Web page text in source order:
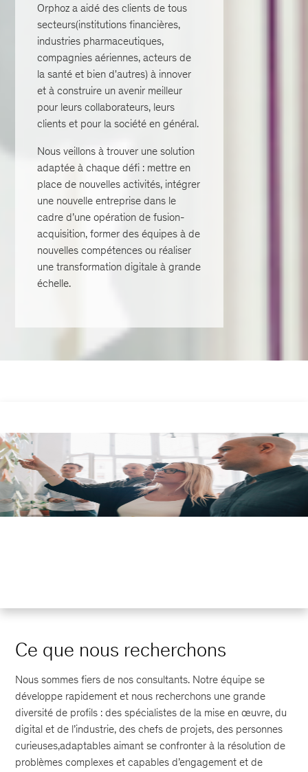
Orphoz a aidé des clients de tous
secteurs(institutions financières,
industries pharmaceutiques,
compagnies aériennes, acteurs de
la santé et bien d'autres) à innover
et à construire un avenir meilleur
pour leurs collaborateurs, leurs
clients et pour la société en général.
Nous veillons à trouver une solution
adaptée à chaque défi : mettre en
place de nouvelles activités, intégrer
une nouvelle entreprise dans le
cadre d’une opération de fusion-
acquisition, former des équipes à de
nouvelles compétences ou réaliser
une transformation digitale à grande
échelle.
Ce que nous recherchons
Nous sommes fiers de nos consultants. Notre équipe se
développe rapidement et nous recherchons une grande
diversité de profils : des spécialistes de la mise en œuvre, du
digital et de l’industrie, des chefs de projets, des personnes
curieuses,adaptables aimant se confronter à la résolution de
problèmes complexes et capables d’engagement et de